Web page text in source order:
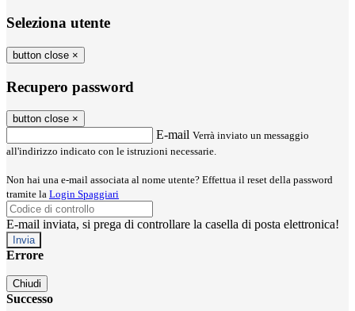
Seleziona utente
button close ×
Recupero password
button close ×
E-mail Verrà inviato un messaggio
all'indirizzo indicato con le istruzioni necessarie.
Non hai una e-mail associata al nome utente? Effettua il reset della password
tramite la Login Spaggiari
E-mail inviata, si prega di controllare la casella di posta elettronica!
Errore
Chiudi
Successo